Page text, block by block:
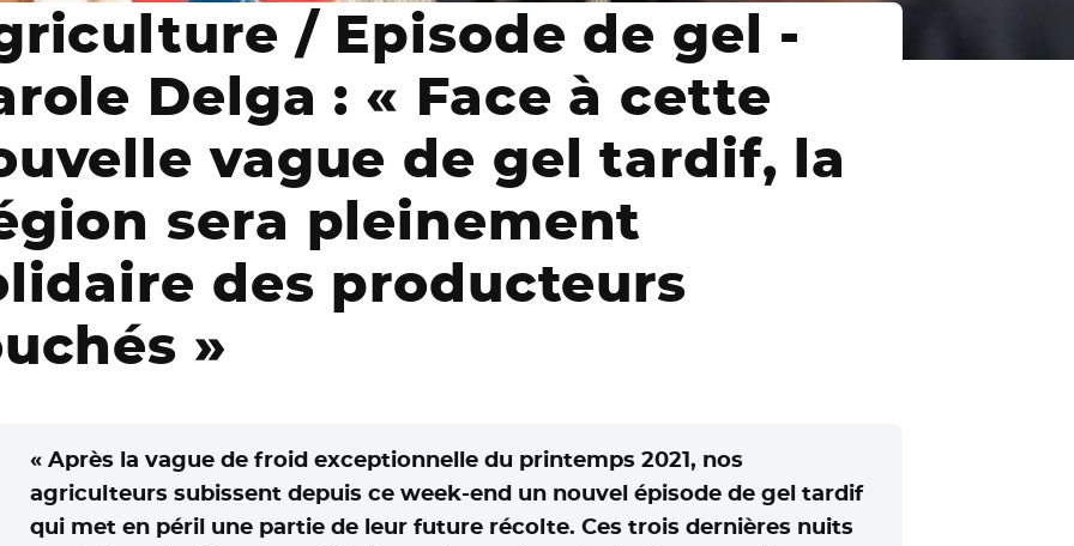
/ Episode de gel -
Delga : « Face à cette
vague de gel tardif, la
sera pleinement
des producteurs
»
« Après la vague de froid exceptionnelle du printemps 2021, nos
agriculteurs subissent depuis ce week-end un nouvel épisode de gel tardif
qui met en péril une partie de leur future récolte. Ces trois dernières nuits